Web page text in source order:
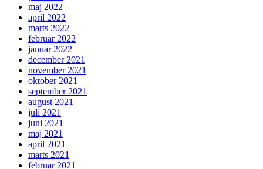
maj 2022
april 2022
marts 2022
februar 2022
januar 2022
december 2021
november 2021
oktober 2021
september 2021
august 2021
juli 2021
juni 2021
maj 2021
april 2021
marts 2021
februar 2021